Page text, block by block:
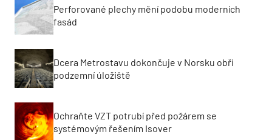
Perforované plechy mění podobu moderních
fasád
Dcera Metrostavu dokončuje v Norsku obří
podzemní úložiště
Ochraňte VZT potrubí před požárem se
systémovým řešením Isover